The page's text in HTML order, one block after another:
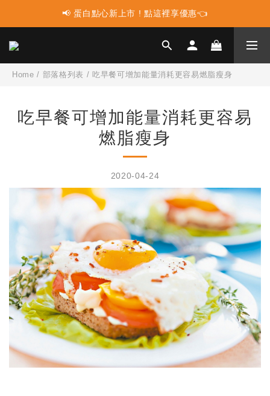
📢 蛋白點心新上市 ! 點這裡享優惠👈
📢 蛋白點心新上市 ! 點這裡享優惠👈
📢 多件組合任選2件再享9折優惠🤩最高可省$3000元！
Home / 部落格列表 / 吃早餐可增加能量消耗更容易燃脂瘦身
吃早餐可增加能量消耗更容易
燃脂瘦身
2020-04-24